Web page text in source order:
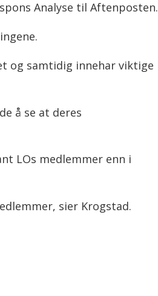
Analyse til Aftenposten.
og samtidig innehar viktige
å se at deres
LOs medlemmer enn i
sier Krogstad.